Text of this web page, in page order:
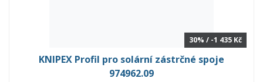
30% / -1 435 Kč
KNIPEX Profil pro solární zástrčné spoje
974962.09